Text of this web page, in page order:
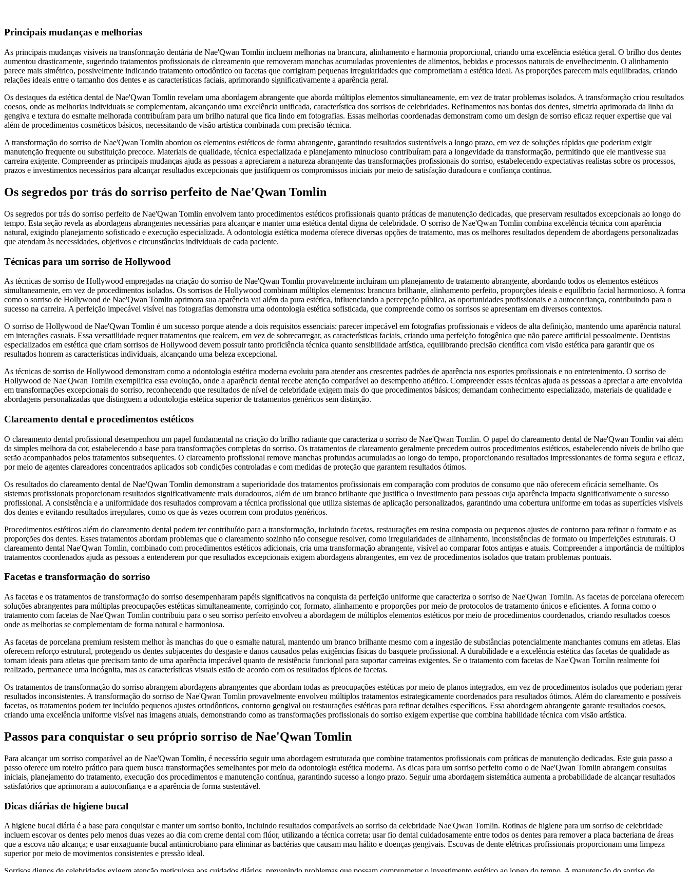
Principais mudanças e melhorias
As principais mudanças visíveis na transformação dentária de Nae'Qwan Tomlin incluem melhorias na brancura, alinhamento e harmonia proporcional, criando uma excelência estética geral. O brilho dos dentes
aumentou drasticamente, sugerindo tratamentos profissionais de clareamento que removeram manchas acumuladas provenientes de alimentos, bebidas e processos naturais de envelhecimento. O alinhamento
parece mais simétrico, possivelmente indicando tratamento ortodôntico ou facetas que corrigiram pequenas irregularidades que comprometiam a estética ideal. As proporções parecem mais equilibradas, criando
relações ideais entre o tamanho dos dentes e as características faciais, aprimorando significativamente a aparência geral.
Os destaques da estética dental de Nae'Qwan Tomlin revelam uma abordagem abrangente que aborda múltiplos elementos simultaneamente, em vez de tratar problemas isolados. A transformação criou resultados
coesos, onde as melhorias individuais se complementam, alcançando uma excelência unificada, característica dos sorrisos de celebridades. Refinamentos nas bordas dos dentes, simetria aprimorada da linha da
gengiva e textura do esmalte melhorada contribuíram para um brilho natural que fica lindo em fotografias. Essas melhorias coordenadas demonstram como um design de sorriso eficaz requer expertise que vai
além de procedimentos cosméticos básicos, necessitando de visão artística combinada com precisão técnica.
A transformação do sorriso de Nae'Qwan Tomlin abordou os elementos estéticos de forma abrangente, garantindo resultados sustentáveis ​​a longo prazo, em vez de soluções rápidas que poderiam exigir
manutenção frequente ou substituição precoce. Materiais de qualidade, técnica especializada e planejamento minucioso contribuíram para a longevidade da transformação, permitindo que ele mantivesse sua
carreira exigente. Compreender as principais mudanças ajuda as pessoas a apreciarem a natureza abrangente das transformações profissionais do sorriso, estabelecendo expectativas realistas sobre os processos,
prazos e investimentos necessários para alcançar resultados excepcionais que justifiquem os compromissos iniciais por meio de satisfação duradoura e confiança contínua.
Os segredos por trás do sorriso perfeito de Nae'Qwan Tomlin
Os segredos por trás do sorriso perfeito de Nae'Qwan Tomlin envolvem tanto procedimentos estéticos profissionais quanto práticas de manutenção dedicadas, que preservam resultados excepcionais ao longo do
tempo. Esta seção revela as abordagens abrangentes necessárias para alcançar e manter uma estética dental digna de celebridade. O sorriso de Nae'Qwan Tomlin combina excelência técnica com aparência
natural, exigindo planejamento sofisticado e execução especializada. A odontologia estética moderna oferece diversas opções de tratamento, mas os melhores resultados dependem de abordagens personalizadas
que atendam às necessidades, objetivos e circunstâncias individuais de cada paciente.
Técnicas para um sorriso de Hollywood
As técnicas de sorriso de Hollywood empregadas na criação do sorriso de Nae'Qwan Tomlin provavelmente incluíram um planejamento de tratamento abrangente, abordando todos os elementos estéticos
simultaneamente, em vez de procedimentos isolados. Os sorrisos de Hollywood combinam múltiplos elementos: brancura brilhante, alinhamento perfeito, proporções ideais e equilíbrio facial harmonioso. A forma
como o sorriso de Hollywood de Nae'Qwan Tomlin aprimora sua aparência vai além da pura estética, influenciando a percepção pública, as oportunidades profissionais e a autoconfiança, contribuindo para o
sucesso na carreira. A perfeição impecável visível nas fotografias demonstra uma odontologia estética sofisticada, que compreende como os sorrisos se apresentam em diversos contextos.
O sorriso de Hollywood de Nae'Qwan Tomlin é um sucesso porque atende a dois requisitos essenciais: parecer impecável em fotografias profissionais e vídeos de alta definição, mantendo uma aparência natural
em interações casuais. Essa versatilidade requer tratamentos que realcem, em vez de sobrecarregar, as características faciais, criando uma perfeição fotogênica que não parece artificial pessoalmente. Dentistas
especializados em estética que criam sorrisos de Hollywood devem possuir tanto proficiência técnica quanto sensibilidade artística, equilibrando precisão científica com visão estética para garantir que os
resultados honrem as características individuais, alcançando uma beleza excepcional.
As técnicas de sorriso de Hollywood demonstram como a odontologia estética moderna evoluiu para atender aos crescentes padrões de aparência nos esportes profissionais e no entretenimento. O sorriso de
Hollywood de Nae'Qwan Tomlin exemplifica essa evolução, onde a aparência dental recebe atenção comparável ao desempenho atlético. Compreender essas técnicas ajuda as pessoas a apreciar a arte envolvida
em transformações excepcionais do sorriso, reconhecendo que resultados de nível de celebridade exigem mais do que procedimentos básicos; demandam conhecimento especializado, materiais de qualidade e
abordagens personalizadas que distinguem a odontologia estética superior de tratamentos genéricos sem distinção.
Clareamento dental e procedimentos estéticos
O clareamento dental profissional desempenhou um papel fundamental na criação do brilho radiante que caracteriza o sorriso de Nae'Qwan Tomlin. O papel do clareamento dental de Nae'Qwan Tomlin vai além
da simples melhora da cor, estabelecendo a base para transformações completas do sorriso. Os tratamentos de clareamento geralmente precedem outros procedimentos estéticos, estabelecendo níveis de brilho que
serão acompanhados pelos tratamentos subsequentes. O clareamento profissional remove manchas profundas acumuladas ao longo do tempo, proporcionando resultados impressionantes de forma segura e eficaz,
por meio de agentes clareadores concentrados aplicados sob condições controladas e com medidas de proteção que garantem resultados ótimos.
Os resultados do clareamento dental de Nae'Qwan Tomlin demonstram a superioridade dos tratamentos profissionais em comparação com produtos de consumo que não oferecem eficácia semelhante. Os
sistemas profissionais proporcionam resultados significativamente mais duradouros, além de um branco brilhante que justifica o investimento para pessoas cuja aparência impacta significativamente o sucesso
profissional. A consistência e a uniformidade dos resultados comprovam a técnica profissional que utiliza sistemas de aplicação personalizados, garantindo uma cobertura uniforme em todas as superfícies visíveis
dos dentes e evitando resultados irregulares, como os que às vezes ocorrem com produtos genéricos.
Procedimentos estéticos além do clareamento dental podem ter contribuído para a transformação, incluindo facetas, restaurações em resina composta ou pequenos ajustes de contorno para refinar o formato e as
proporções dos dentes. Esses tratamentos abordam problemas que o clareamento sozinho não consegue resolver, como irregularidades de alinhamento, inconsistências de formato ou imperfeições estruturais. O
clareamento dental Nae'Qwan Tomlin, combinado com procedimentos estéticos adicionais, cria uma transformação abrangente, visível ao comparar fotos antigas e atuais. Compreender a importância de múltiplos
tratamentos coordenados ajuda as pessoas a entenderem por que resultados excepcionais exigem abordagens abrangentes, em vez de procedimentos isolados que tratam problemas pontuais.
Facetas e transformação do sorriso
As facetas e os tratamentos de transformação do sorriso desempenharam papéis significativos na conquista da perfeição uniforme que caracteriza o sorriso de Nae'Qwan Tomlin. As facetas de porcelana oferecem
soluções abrangentes para múltiplas preocupações estéticas simultaneamente, corrigindo cor, formato, alinhamento e proporções por meio de protocolos de tratamento únicos e eficientes. A forma como o
tratamento com facetas de Nae'Qwan Tomlin contribuiu para o seu sorriso perfeito envolveu a abordagem de múltiplos elementos estéticos por meio de procedimentos coordenados, criando resultados coesos
onde as melhorias se complementam de forma natural e harmoniosa.
As facetas de porcelana premium resistem melhor às manchas do que o esmalte natural, mantendo um branco brilhante mesmo com a ingestão de substâncias potencialmente manchantes comuns em atletas. Elas
oferecem reforço estrutural, protegendo os dentes subjacentes do desgaste e danos causados ​​pelas exigências físicas do basquete profissional. A durabilidade e a excelência estética das facetas de qualidade as
tornam ideais para atletas que precisam tanto de uma aparência impecável quanto de resistência funcional para suportar carreiras exigentes. Se o tratamento com facetas de Nae'Qwan Tomlin realmente foi
realizado, permanece uma incógnita, mas as características visuais estão de acordo com os resultados típicos de facetas.
Os tratamentos de transformação do sorriso abrangem abordagens abrangentes que abordam todas as preocupações estéticas por meio de planos integrados, em vez de procedimentos isolados que poderiam gerar
resultados inconsistentes. A transformação do sorriso de Nae'Qwan Tomlin provavelmente envolveu múltiplos tratamentos estrategicamente coordenados para resultados ótimos. Além do clareamento e possíveis
facetas, os tratamentos podem ter incluído pequenos ajustes ortodônticos, contorno gengival ou restaurações estéticas para refinar detalhes específicos. Essa abordagem abrangente garante resultados coesos,
criando uma excelência uniforme visível nas imagens atuais, demonstrando como as transformações profissionais do sorriso exigem expertise que combina habilidade técnica com visão artística.
Passos para conquistar o seu próprio sorriso de Nae'Qwan Tomlin
Para alcançar um sorriso comparável ao de Nae'Qwan Tomlin, é necessário seguir uma abordagem estruturada que combine tratamentos profissionais com práticas de manutenção dedicadas. Este guia passo a
passo oferece um roteiro prático para quem busca transformações semelhantes por meio da odontologia estética moderna. As dicas para um sorriso perfeito como o de Nae'Qwan Tomlin abrangem consultas
iniciais, planejamento do tratamento, execução dos procedimentos e manutenção contínua, garantindo sucesso a longo prazo. Seguir uma abordagem sistemática aumenta a probabilidade de alcançar resultados
satisfatórios que aprimoram a autoconfiança e a aparência de forma sustentável.
Dicas diárias de higiene bucal
A higiene bucal diária é a base para conquistar e manter um sorriso bonito, incluindo resultados comparáveis ​​ao sorriso da celebridade Nae'Qwan Tomlin. Rotinas de higiene para um sorriso de celebridade
incluem escovar os dentes pelo menos duas vezes ao dia com creme dental com flúor, utilizando a técnica correta; usar fio dental cuidadosamente entre todos os dentes para remover a placa bacteriana de áreas
que a escova não alcança; e usar enxaguante bucal antimicrobiano para eliminar as bactérias que causam mau hálito e doenças gengivais. Escovas de dente elétricas profissionais proporcionam uma limpeza
superior por meio de movimentos consistentes e pressão ideal.